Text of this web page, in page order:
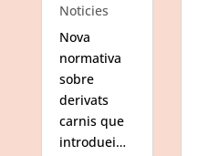
Noticies
Nova
normativa
sobre
derivats
carnis que
introduei…